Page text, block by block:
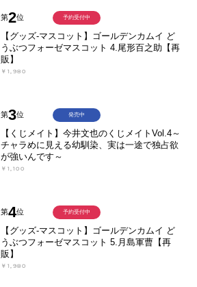
第2位
【グッズ-マスコット】ゴールデンカムイ ど
うぶつフォーゼマスコット 4.尾形百之助【再
販】
￥1,980
予約受付中
第3位
【くじメイト】今井文也のくじメイトVol.4～
チャラめに見える幼馴染、実は一途で独占欲
が強いんです～
￥1,100
発売中
第4位
【グッズ-マスコット】ゴールデンカムイ ど
うぶつフォーゼマスコット 5.月島軍曹【再
販】
￥1,980
予約受付中